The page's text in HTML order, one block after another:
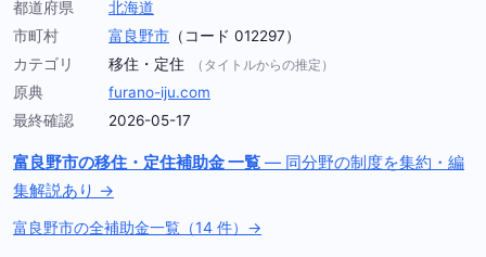
都道府県
北海道
市町村
富良野市 （コード 012297）
カテゴリ
移住・定住 （タイトルからの推定）
原典
furano-iju.com
最終確認
2026-05-17
富良野市の移住・定住補助金 一覧 — 同分野の制度を集約・編
集解説あり →
富良野市の全補助金一覧（14 件）→